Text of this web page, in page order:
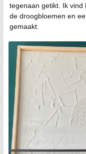
tegenaan getikt. Ik vind
de droogbloemen en
gemaakt.